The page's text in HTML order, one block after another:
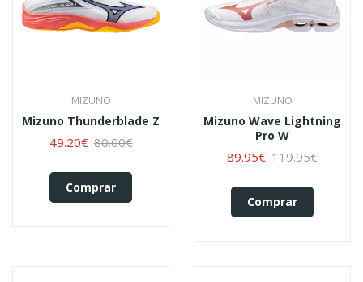
MIZUNO
Mizuno Thunderblade Z
49.20€ 80.00€
Comprar
MIZUNO
Mizuno Wave Lightning
Pro W
89.95€ 119.95€
Comprar